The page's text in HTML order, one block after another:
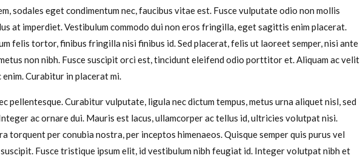
sodales eget condimentum nec, faucibus vitae est. Fusce vulputate odio non mollis
at imperdiet. Vestibulum commodo dui non eros fringilla, eget sagittis enim placerat.
felis tortor, finibus fringilla nisi finibus id. Sed placerat, felis ut laoreet semper, nisi ante
non nibh. Fusce suscipit orci est, tincidunt eleifend odio porttitor et. Aliquam ac velit
Curabitur in placerat mi.
pellentesque. Curabitur vulputate, ligula nec dictum tempus, metus urna aliquet nisl, sed
ac ornare dui. Mauris est lacus, ullamcorper ac tellus id, ultricies volutpat nisi.
torquent per conubia nostra, per inceptos himenaeos. Quisque semper quis purus vel
Fusce tristique ipsum elit, id vestibulum nibh feugiat id. Integer volutpat nibh et